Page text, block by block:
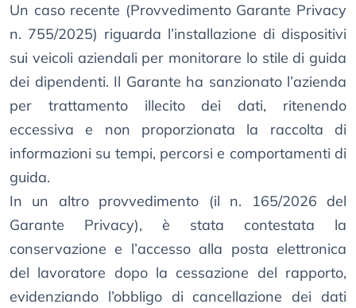
Un caso recente (Provvedimento Garante Privacy
n. 755/2025) riguarda l’installazione di dispositivi
sui veicoli aziendali per monitorare lo stile di guida
dei dipendenti. Il Garante ha sanzionato l’azienda
per trattamento illecito dei dati, ritenendo
eccessiva e non proporzionata la raccolta di
informazioni su tempi, percorsi e comportamenti di
guida.
In un altro provvedimento (il n. 165/2026 del
Garante Privacy), è stata contestata la
conservazione e l’accesso alla posta elettronica
del lavoratore dopo la cessazione del rapporto,
evidenziando l’obbligo di cancellazione dei dati